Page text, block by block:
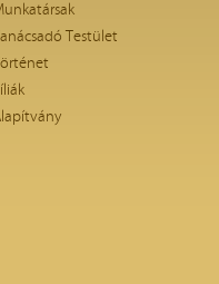
Testület